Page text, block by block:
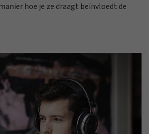
hoe je ze draagt beïnvloedt de